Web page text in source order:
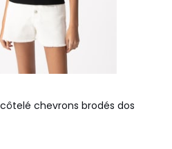
chevrons brodés dos